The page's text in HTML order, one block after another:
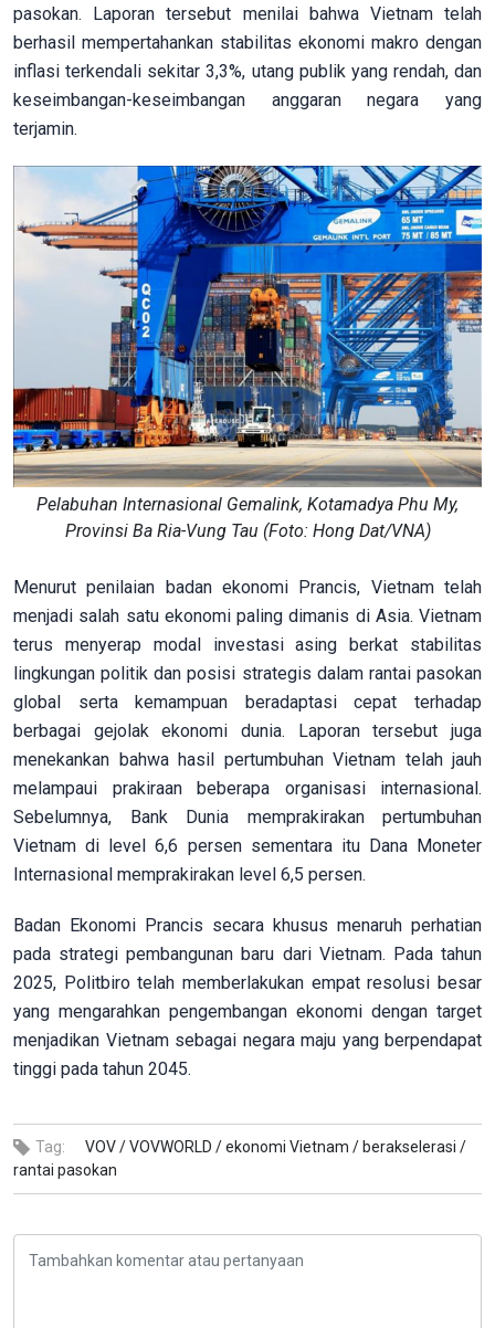
pasokan. Laporan tersebut menilai bahwa Vietnam telah
berhasil mempertahankan stabilitas ekonomi makro dengan
inflasi terkendali sekitar 3,3%, utang publik yang rendah, dan
keseimbangan-keseimbangan anggaran negara yang
terjamin.
Pelabuhan Internasional Gemalink, Kotamadya Phu My,
Provinsi Ba Ria-Vung Tau (Foto: Hong Dat/VNA)
Menurut penilaian badan ekonomi Prancis, Vietnam telah
menjadi salah satu ekonomi paling dimanis di Asia. Vietnam
terus menyerap modal investasi asing berkat stabilitas
lingkungan politik dan posisi strategis dalam rantai pasokan
global serta kemampuan beradaptasi cepat terhadap
berbagai gejolak ekonomi dunia. Laporan tersebut juga
menekankan bahwa hasil pertumbuhan Vietnam telah jauh
melampaui prakiraan beberapa organisasi internasional.
Sebelumnya, Bank Dunia memprakirakan pertumbuhan
Vietnam di level 6,6 persen sementara itu Dana Moneter
Internasional memprakirakan level 6,5 persen.
Badan Ekonomi Prancis secara khusus menaruh perhatian
pada strategi pembangunan baru dari Vietnam. Pada tahun
2025, Politbiro telah memberlakukan empat resolusi besar
yang mengarahkan pengembangan ekonomi dengan target
menjadikan Vietnam sebagai negara maju yang berpendapat
tinggi pada tahun 2045.
Tag: VOV /VOVWORLD /ekonomi Vietnam / berakselerasi /
rantai pasokan